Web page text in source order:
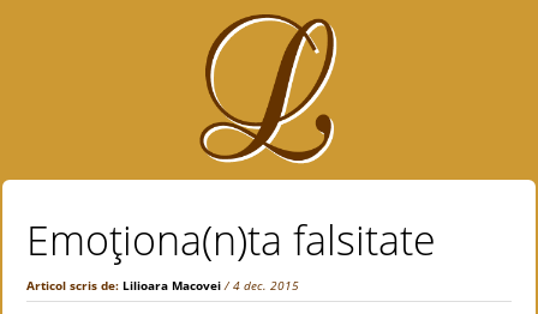
Emoţiona(n)ta falsitate
Articol scris de:Lilioara Macovei / 4 dec. 2015